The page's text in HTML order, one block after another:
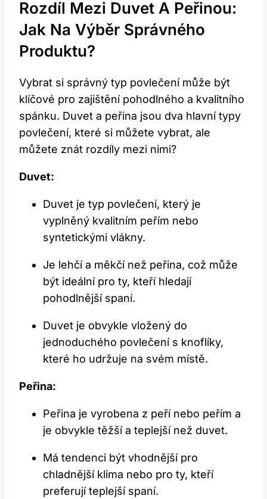
Rozdíl Mezi Duvet A Peřinou:
Jak Na Výběr Správného
Produktu?
Vybrat si správný typ povlečení může být
klíčové pro zajištění pohodlného a kvalitního
spánku. Duvet a peřina jsou dva hlavní typy
povlečení, které si můžete vybrat, ale
můžete znát rozdíly mezi nimi?
Duvet:
Duvet je typ povlečení, který je
vyplněný kvalitním peřím nebo
syntetickými vlákny.
Je lehčí a měkčí než peřina, což může
být ideální pro ty, kteří hledají
pohodlnější spaní.
Duvet je obvykle vložený do
jednoduchého povlečení s knoflíky,
které ho udržuje na svém místě.
Peřina:
Peřina je vyrobena z peří nebo peřím a
je obvykle těžší a teplejší než duvet.
Má tendenci být vhodnější pro
chladnější klima nebo pro ty, kteří
preferují teplejší spaní.